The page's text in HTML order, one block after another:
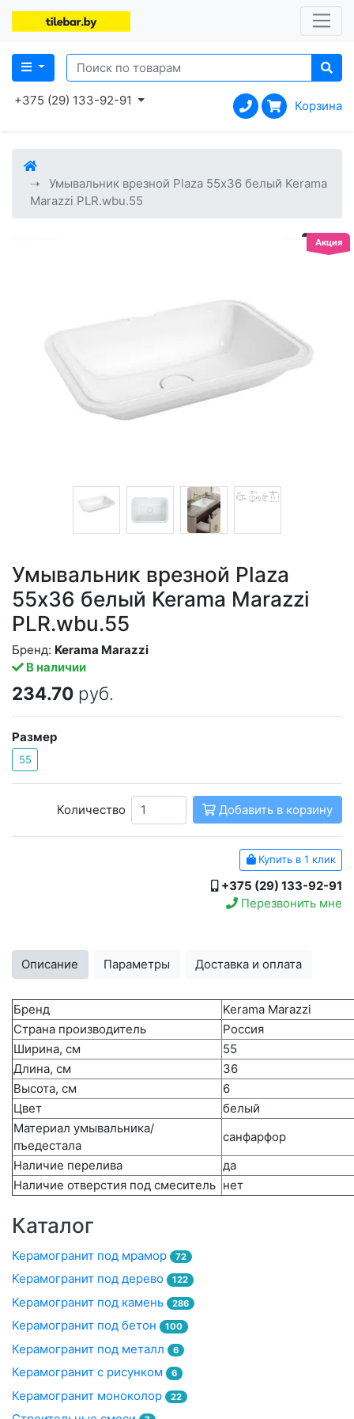
+375 (29) 133-92-91 Корзина
Умывальник врезной Plaza 55х36 белый Kerama
Marazzi PLR.wbu.55
Акция
Умывальник врезной Plaza
55х36 белый Kerama Marazzi
PLR.wbu.55
В наличии
Бренд: Kerama Marazzi
234.70 руб.
Размер
55
Количество Добавить в корзину
Купить в 1 клик
+375 (29) 133-92-91
Перезвонить мне
Описание Параметры Доставка и оплата
Бренд
Kerama Marazzi
Страна производитель
Россия
Ширина, см
55
Длина, см
36
Высота, см
6
Цвет
белый
Материал умывальника/
пъедестала
санфарфор
Наличие перелива
да
Наличие отверстия под смеситель нет
Каталог
Керамогранит под мрамор 72
Керамогранит под дерево 122
Керамогранит под камень 286
Керамогранит под бетон 100
Керамогранит под металл 6
Керамогранит с рисунком 6
Керамогранит моноколор 22